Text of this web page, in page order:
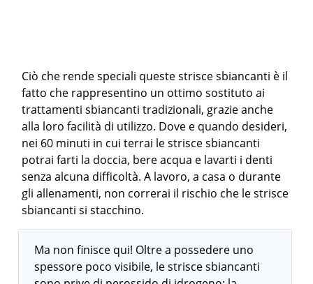
Ciò che rende speciali queste strisce sbiancanti è il
fatto che rappresentino un ottimo sostituto ai
trattamenti sbiancanti tradizionali, grazie anche
alla loro facilità di utilizzo. Dove e quando desideri,
nei 60 minuti in cui terrai le strisce sbiancanti
potrai farti la doccia, bere acqua e lavarti i denti
senza alcuna difficoltà. A lavoro, a casa o durante
gli allenamenti, non correrai il rischio che le strisce
sbiancanti si stacchino.
Ma non finisce qui! Oltre a possedere uno
spessore poco visibile, le strisce sbiancanti